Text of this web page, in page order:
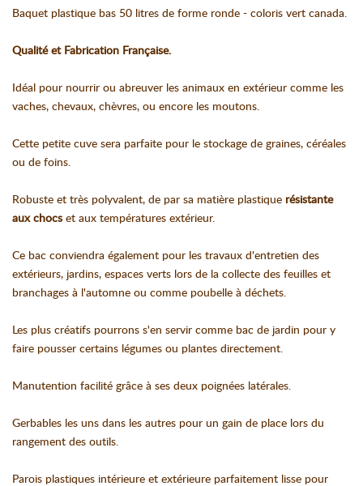
Baquet plastique bas 50 litres de forme ronde - coloris vert canada.
Qualité et Fabrication Française.
Idéal pour nourrir ou abreuver les animaux en extérieur comme les
vaches, chevaux, chèvres, ou encore les moutons.
Cette petite cuve sera parfaite pour le stockage de graines, céréales
ou de foins.
Robuste et très polyvalent, de par sa matière plastique résistante
aux chocs et aux températures extérieur.
Ce bac conviendra également pour les travaux d'entretien des
extérieurs, jardins, espaces verts lors de la collecte des feuilles et
branchages à l'automne ou comme poubelle à déchets.
Les plus créatifs pourrons s'en servir comme bac de jardin pour y
faire pousser certains légumes ou plantes directement.
Manutention facilité grâce à ses deux poignées latérales.
Gerbables les uns dans les autres pour un gain de place lors du
rangement des outils.
Parois plastiques intérieure et extérieure parfaitement lisse pour